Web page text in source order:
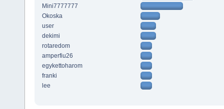
Mini7777777
Okoska
user
dekimi
rotaredom
amperfiu26
egykettoharom
franki
lee